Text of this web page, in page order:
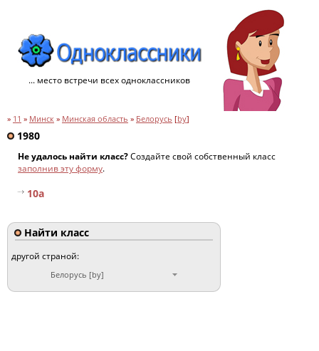
... место встречи всех одноклассников
» 11 » Минск » Минская область » Белорусь [by]
1980
Не удалось найти класс?Создайте свой собственный класс
заполнив эту форму.
10a
Найти класс
другой страной:
Белорусь [by]